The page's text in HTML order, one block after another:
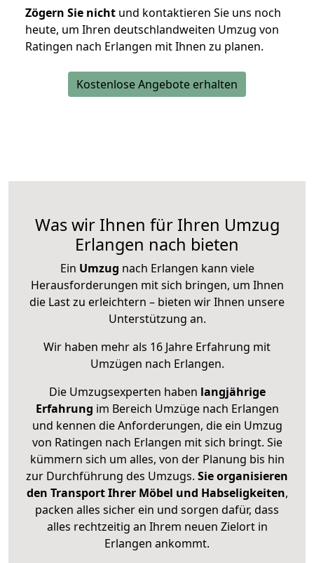
Zögern Sie nicht und kontaktieren Sie uns noch
heute, um Ihren deutschlandweiten Umzug von
Ratingen nach Erlangen mit Ihnen zu planen.
Kostenlose Angebote erhalten
Was wir Ihnen für Ihren Umzug
Erlangen nach bieten
Ein Umzug nach Erlangen kann viele
Herausforderungen mit sich bringen, um Ihnen
die Last zu erleichtern – bieten wir Ihnen unsere
Unterstützung an.
Wir haben mehr als 16 Jahre Erfahrung mit
Umzügen nach Erlangen.
Die Umzugsexperten haben langjährige
Erfahrung im Bereich Umzüge nach Erlangen
und kennen die Anforderungen, die ein Umzug
von Ratingen nach Erlangen mit sich bringt. Sie
kümmern sich um alles, von der Planung bis hin
zur Durchführung des Umzugs. Sie organisieren
den Transport Ihrer Möbel und Habseligkeiten,
packen alles sicher ein und sorgen dafür, dass
alles rechtzeitig an Ihrem neuen Zielort in
Erlangen ankommt.